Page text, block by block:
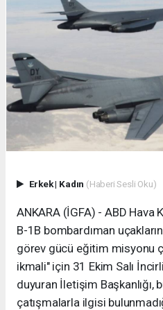
Erkek| Kadın (Haberi Sesli Oku)
ANKARA (İGFA) - ABD Hava
B-1B bombardıman
görev gücü eğitim misyonu
ikmali" için 31 Ekim Salı
duyuran İletişim Başkanlığı,
çatışmalarla ilgisi